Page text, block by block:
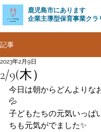
​鹿児島市にあります
企業主導型保育事業クラ
記事
2/9(木）
2023年2月9日
今日は朝からどんよりな
💦
子どもたちの元気いっぱ
ちも元気がでました✨